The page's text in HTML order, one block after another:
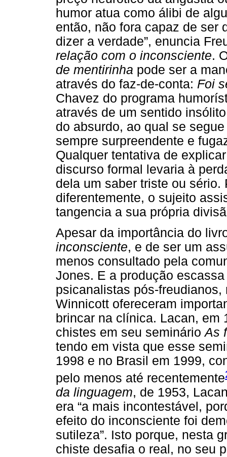
humor atua como álibi de
então, não fora capaz de ser
dizer a verdade”, enuncia
relação com o inconsciente.
de mentirinha pode ser a
através do faz-de-conta: Foi
Chavez do programa
através de um sentido
do absurdo, ao qual se
sempre surpreendente e
Qualquer tentativa de
discurso formal levaria à
dela um saber triste ou
diferentemente, o sujeito
tangencia a sua própria
Apesar da importância do
inconsciente, e de ser um
menos consultado pela
Jones. E a produção
psicanalistas pós-
Winnicott ofereceram
brincar na clínica. Lacan, em
chistes em seu seminárioAs
tendo em vista que esse
1998 e no Brasil em 1999,
pelo menos até recentemente
da linguagem, de 1953,
era “a mais incontestável,
efeito do inconsciente foi
sutileza”. Isto porque, nesta
chiste desafia o real, no seu